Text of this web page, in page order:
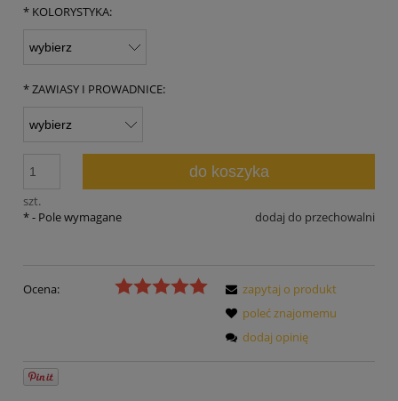
* KOLORYSTYKA:
*ZAWIASY I PROWADNICE:
szt.
do koszyka
dodaj do przechowalni
*- Pole wymagane
Ocena:
zapytaj o produkt
poleć znajomemu
dodaj opinię